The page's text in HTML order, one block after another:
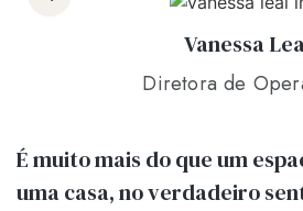
Vanessa Leal
Diretora de Operações
É muito mais do que um
uma casa, no verdadeiro